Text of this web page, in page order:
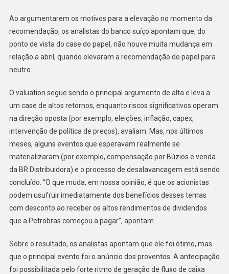
Ao argumentarem os motivos para a elevação no momento da
recomendação, os analistas do banco suíço apontam que, do
ponto de vista do case do papel, não houve muita mudança em
relação a abril, quando elevaram a recomendação do papel para
neutro.
O valuation segue sendo o principal argumento de alta e leva a
um case de altos retornos, enquanto riscos significativos operam
na direção oposta (por exemplo, eleições, inflação, capex,
intervenção de política de preços), avaliam. Mas, nos últimos
meses, alguns eventos que esperavam realmente se
materializaram (por exemplo, compensação por Búzios e venda
da BR Distribuidora) e o processo de desalavancagem está sendo
concluído. “O que muda, em nossa opinião, é que os acionistas
podem usufruir imediatamente dos benefícios desses temas
com desconto ao receber os altos rendimentos de dividendos
que a Petrobras começou a pagar”, apontam.
Sobre o resultado, os analistas apontam que ele foi ótimo, mas
que o principal evento foi o anúncio dos proventos. A antecipação
foi possibilitada pelo forte ritmo de geração de fluxo de caixa